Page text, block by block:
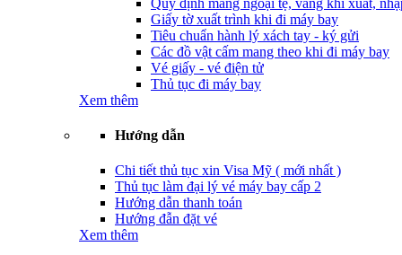
Giấy tờ xuất trình khi đi máy bay
Tiêu chuẩn hành lý xách tay - ký gửi
Các đồ vật cấm mang theo khi đi máy bay
Vé giấy - vé điện tử
Thủ tục đi máy bay
Xem thêm
Hướng dẫn
Chi tiết thủ tục xin Visa Mỹ ( mới nhất )
Thủ tục làm đại lý vé máy bay cấp 2
Hướng dẫn thanh toán
Hướng đẫn đặt vé
Xem thêm